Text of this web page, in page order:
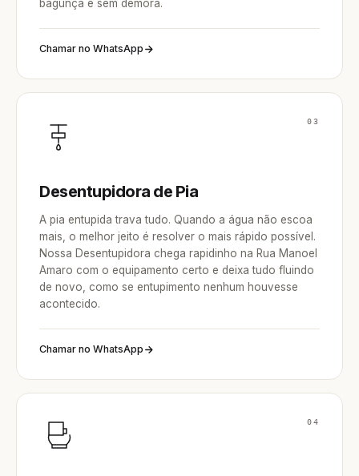
bagunça e sem demora.
Chamar no WhatsApp
03
Desentupidora de Pia
A pia entupida trava tudo. Quando a água não escoa
mais, o melhor jeito é resolver o mais rápido possível.
Nossa Desentupidora chega rapidinho na Rua Manoel
Amaro com o equipamento certo e deixa tudo fluindo
de novo, como se entupimento nenhum houvesse
acontecido.
Chamar no WhatsApp
04